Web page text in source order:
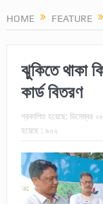
HOME FEATURE
ঝুকিতে থাকা
কার্ড বিতরণ
প্রকাশিত হয়েছে: ডিসেম্বর
হয়েছে : ৯০২